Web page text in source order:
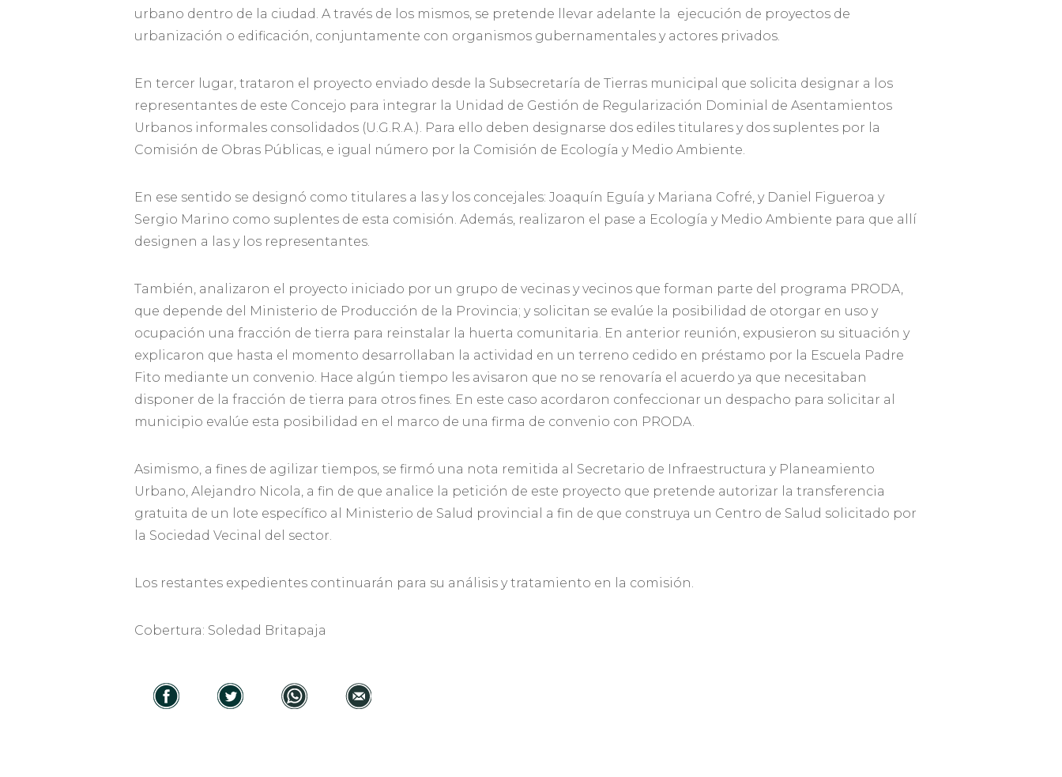
urbano dentro de la ciudad. A través de los mismos, se pretende llevar adelante la ejecución de proyectos de
urbanización o edificación, conjuntamente con organismos gubernamentales y actores privados.
En tercer lugar, trataron el proyecto enviado desde la Subsecretaría de Tierras municipal que solicita designar a los
representantes de este Concejo para integrar la Unidad de Gestión de Regularización Dominial de Asentamientos
Urbanos informales consolidados (U.G.R.A.). Para ello deben designarse dos ediles titulares y dos suplentes por la
Comisión de Obras Públicas, e igual número por la Comisión de Ecología y Medio Ambiente.
En ese sentido se designó como titulares a las y los concejales: Joaquín Eguía y Mariana Cofré, y Daniel Figueroa y
Sergio Marino como suplentes de esta comisión. Además, realizaron el pase a Ecología y Medio Ambiente para que allí
designen a las y los representantes.
También, analizaron el proyecto iniciado por un grupo de vecinas y vecinos que forman parte del programa PRODA,
que depende del Ministerio de Producción de la Provincia; y solicitan se evalúe la posibilidad de otorgar en uso y
ocupación una fracción de tierra para reinstalar la huerta comunitaria. En anterior reunión, expusieron su situación y
explicaron que hasta el momento desarrollaban la actividad en un terreno cedido en préstamo por la Escuela Padre
Fito mediante un convenio. Hace algún tiempo les avisaron que no se renovaría el acuerdo ya que necesitaban
disponer de la fracción de tierra para otros fines. En este caso acordaron confeccionar un despacho para solicitar al
municipio evalúe esta posibilidad en el marco de una firma de convenio con PRODA.
Asimismo, a fines de agilizar tiempos, se firmó una nota remitida al Secretario de Infraestructura y Planeamiento
Urbano, Alejandro Nicola, a fin de que analice la petición de este proyecto que pretende autorizar la transferencia
gratuita de un lote específico al Ministerio de Salud provincial a fin de que construya un Centro de Salud solicitado por
la Sociedad Vecinal del sector.
Los restantes expedientes continuarán para su análisis y tratamiento en la comisión.
Cobertura: Soledad Britapaja